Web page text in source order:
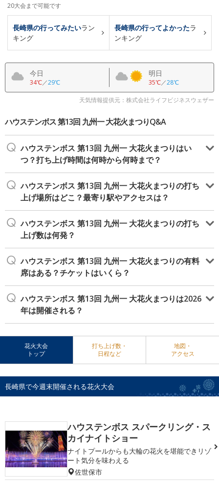
20大会まで可能です
長崎県の行ってみたいラン
キング
長崎県の行ってよかったラ
ンキング
今日
34℃／29℃
明日
35℃／28℃
天気情報提供元：株式会社ライフビジネスウェザー
ハウステンボス 第13回 九州一 大花火まつりQ&A
ハウステンボス 第13回 九州一 大花火まつりはい
つ？打ち上げ時間は何時から何時まで？
ハウステンボス 第13回 九州一 大花火まつりの打ち
上げ場所はどこ？最寄り駅やアクセスは？
ハウステンボス 第13回 九州一 大花火まつりの打ち
上げ数は何発？
ハウステンボス 第13回 九州一 大花火まつりの有料
席はある？チケットはいくら？
ハウステンボス 第13回 九州一 大花火まつりは2026
年は開催される？
花火大会
トップ
打ち上げ数・
日程など
地図・
アクセス
長崎県で今週末開催される花火大会
ハウステンボス スパークリング・ス
カイナイトショー
ナイトプールからも大輪の花火を堪能できリゾ
ート気分を味わえる
佐世保市